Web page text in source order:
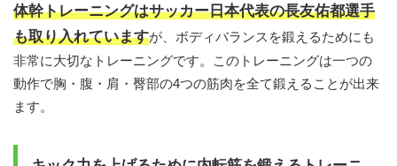
体幹トレーニングはサッカー日本代表の長友佑都選手
も取り入れていますが、ボディバランスを鍛えるためにも
非常に大切なトレーニングです。このトレーニングは一つの
動作で胸・腹・肩・臀部の4つの筋肉を全て鍛えることが出来
ます。